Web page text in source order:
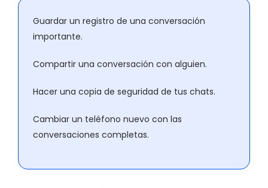
Guardar un registro de una conversación
importante.
Compartir una conversación con alguien.
Hacer una copia de seguridad de tus chats.
Cambiar un teléfono nuevo con las
conversaciones completas.